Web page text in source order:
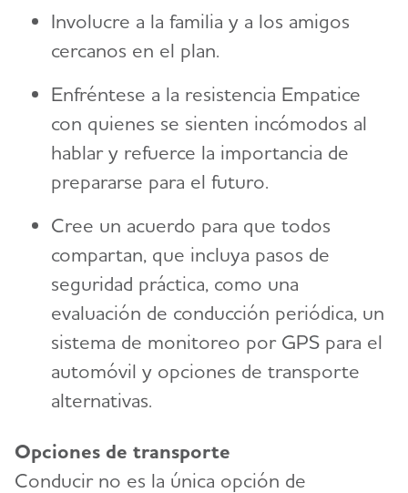
Involucre a la familia y a los amigos
cercanos en el plan.
Enfréntese a la resistencia Empatice
con quienes se sienten incómodos al
hablar y refuerce la importancia de
prepararse para el futuro.
Cree un acuerdo para que todos
compartan, que incluya pasos de
seguridad práctica, como una
evaluación de conducción periódica, un
sistema de monitoreo por GPS para el
automóvil y opciones de transporte
alternativas.
Opciones de transporte
Conducir no es la única opción de